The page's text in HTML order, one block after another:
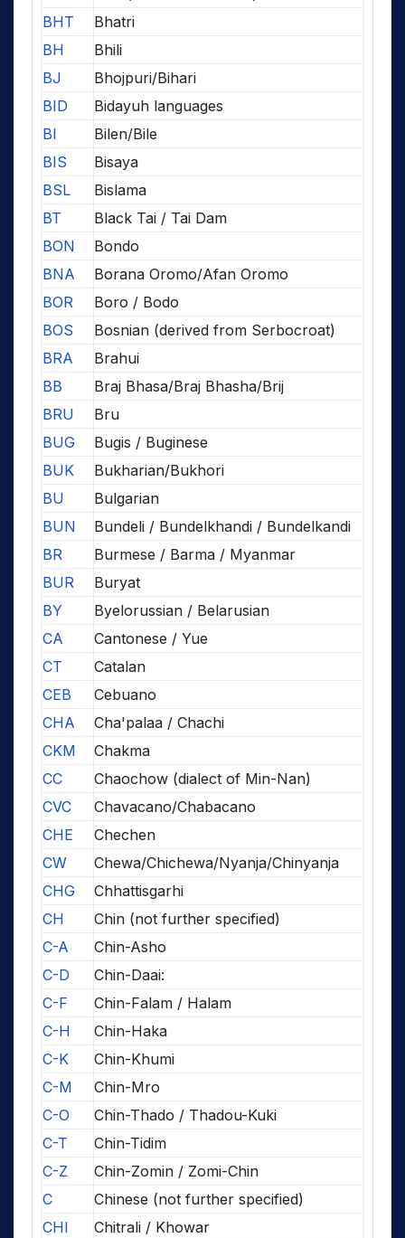
BHT
Bhatri
BH
Bhili
BJ
Bhojpuri/Bihari
BID
Bidayuh languages
BI
Bilen/Bile
BIS
Bisaya
BSL
Bislama
BT
Black Tai / Tai Dam
BON
Bondo
BNA
Borana Oromo/Afan Oromo
BOR
Boro / Bodo
BOS
Bosnian (derived from Serbocroat)
BRA
Brahui
BB
Braj Bhasa/Braj Bhasha/Brij
BRU
Bru
BUG
Bugis / Buginese
BUK
Bukharian/Bukhori
BU
Bulgarian
BUN
Bundeli / Bundelkhandi / Bundelkandi
BR
Burmese / Barma / Myanmar
BUR
Buryat
BY
Byelorussian / Belarusian
CA
Cantonese / Yue
CT
Catalan
CEB
Cebuano
CHA
Cha'palaa / Chachi
CKM
Chakma
CC
Chaochow (dialect of Min-Nan)
CVC
Chavacano/Chabacano
CHE
Chechen
CW
Chewa/Chichewa/Nyanja/Chinyanja
CHG
Chhattisgarhi
CH
Chin (not further specified)
C-A
Chin-Asho
C-D
Chin-Daai:
C-F
Chin-Falam / Halam
C-H
Chin-Haka
C-K
Chin-Khumi
C-M
Chin-Mro
C-O
Chin-Thado / Thadou-Kuki
C-T
Chin-Tidim
C-Z
Chin-Zomin / Zomi-Chin
C
Chinese (not further specified)
CHI
Chitrali / Khowar